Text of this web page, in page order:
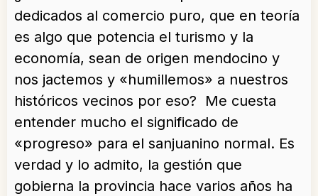
dedicados al comercio puro, que en teoría
es algo que potencia el turismo y la
economía, sean de origen mendocino y
nos jactemos y «humillemos» a nuestros
históricos vecinos por eso? Me cuesta
entender mucho el significado de
«progreso» para el sanjuanino normal. Es
verdad y lo admito, la gestión que
gobierna la provincia hace varios años ha